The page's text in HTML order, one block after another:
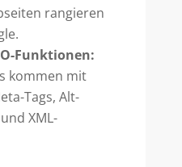
rangieren
Funktionen:
kommen mit
Tags, Alt-
XML-